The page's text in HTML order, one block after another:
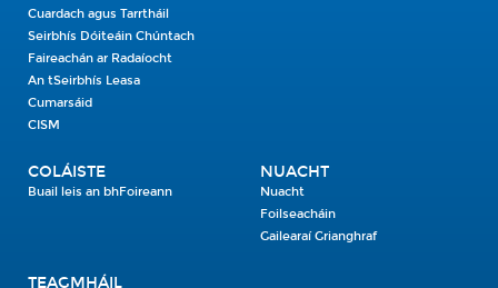
Cuardach agus Tarrtháil
Seirbhís Dóiteáin Chúntach
Faireachán ar Radaíocht
An tSeirbhís Leasa
Cumarsáid
CISM
COLÁISTE
Buail leis an bhFoireann
NUACHT
Nuacht
Foilseacháin
Gailearaí Grianghraf
TEAGMHÁIL